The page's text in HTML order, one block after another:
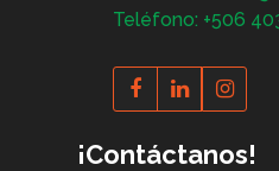
Teléfono: +506
¡Contáctanos!